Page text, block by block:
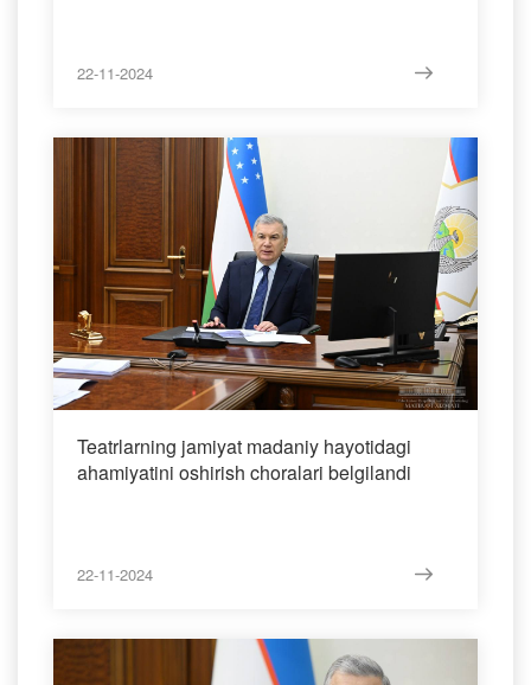
22-11-2024
Teatrlarning jamiyat madaniy hayotidagi
ahamiyatini oshirish choralari belgilandi
22-11-2024